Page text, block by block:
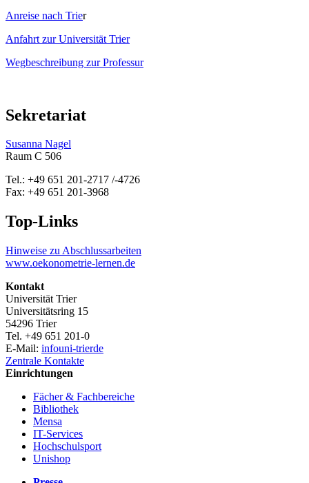
Anreise nach Trier
Anfahrt zur Universität Trier
Wegbeschreibung zur Professur
Sekretariat
Susanna Nagel
Raum C 506
Tel.: +49 651 201-2717 /-4726
Fax: +49 651 201-3968
Top-Links
Hinweise zu Abschlussarbeiten
www.oekonometrie-lernen.de
Kontakt
Universität Trier
Universitätsring 15
54296 Trier
Tel. +49 651 201-0
E-Mail: infouni-trierde
Zentrale Kontakte
Einrichtungen
Fächer & Fachbereiche
Bibliothek
Mensa
IT-Services
Hochschulsport
Unishop